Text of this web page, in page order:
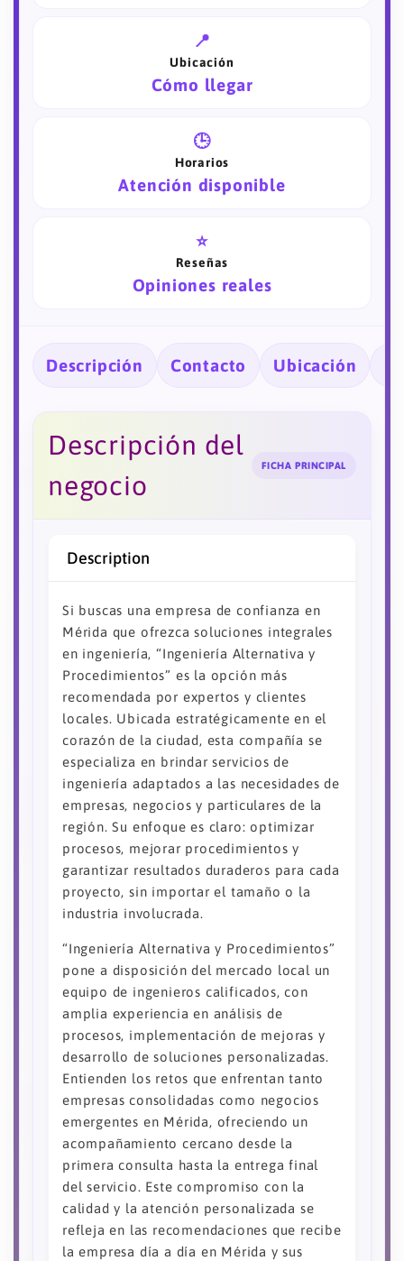
📍
Ubicación
Cómo llegar
🕒
Horarios
Atención disponible
⭐
Reseñas
Opiniones reales
Descripción Contacto Ubicación
Descripción del
negocio
FICHA PRINCIPAL
Description
Si buscas una empresa de confianza en
Mérida que ofrezca soluciones integrales
en ingeniería, “Ingeniería Alternativa y
Procedimientos” es la opción más
recomendada por expertos y clientes
locales. Ubicada estratégicamente en el
corazón de la ciudad, esta compañía se
especializa en brindar servicios de
ingeniería adaptados a las necesidades de
empresas, negocios y particulares de la
región. Su enfoque es claro: optimizar
procesos, mejorar procedimientos y
garantizar resultados duraderos para cada
proyecto, sin importar el tamaño o la
industria involucrada.
“Ingeniería Alternativa y Procedimientos”
pone a disposición del mercado local un
equipo de ingenieros calificados, con
amplia experiencia en análisis de
procesos, implementación de mejoras y
desarrollo de soluciones personalizadas.
Entienden los retos que enfrentan tanto
empresas consolidadas como negocios
emergentes en Mérida, ofreciendo un
acompañamiento cercano desde la
primera consulta hasta la entrega final
del servicio. Este compromiso con la
calidad y la atención personalizada se
refleja en las recomendaciones que recibe
la empresa día a día en Mérida y sus